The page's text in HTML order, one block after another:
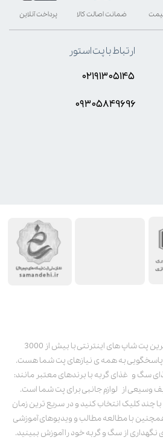
پت استور به عنوان یکی از قدیمی‌ترین پت شاپ های اینترنتی با بیش از 3000
پاسخگویی به همه ی نیازهای پت شما هست.
سگ و غذای گربه با برندهای معتبر مانند:
وسیعی از لوازم جانبی برای پت شما است.
با چند کلیک انتخاب کنید و در سریع ترین زمان
با مطالعه مطالب و ویدیوهای آموزشی
نگهداری از سگ و گربه خود را آموزش ببینید.
پرداخت آنلاین ضمانت اصالت کالا
ارتباط با پت استور
۰۲۱۹۱۳۰۵۱۴۵
۰۹۳۰۵8۴9696